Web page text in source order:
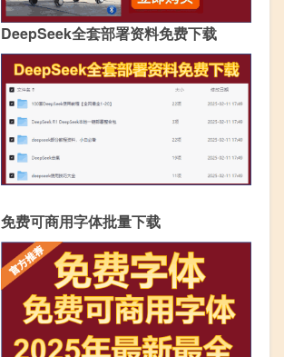
DeepSeek全套部署资料免费下载
免费可商用字体批量下载